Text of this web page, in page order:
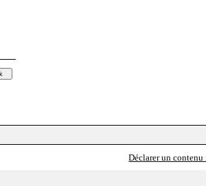
Déclarer un